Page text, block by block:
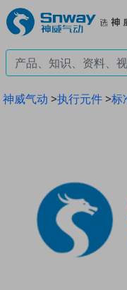
神威气动 >执行元件>标